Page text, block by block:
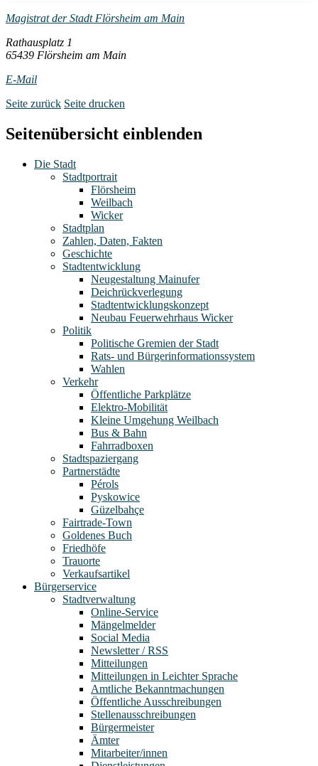
Magistrat der Stadt Flörsheim am Main
Rathausplatz 1
65439 Flörsheim am Main
E-Mail
Seite zurück Seite drucken
Seitenübersicht einblenden
Die Stadt
Stadtportrait
Flörsheim
Weilbach
Wicker
Stadtplan
Zahlen, Daten, Fakten
Geschichte
Stadtentwicklung
Neugestaltung Mainufer
Deichrückverlegung
Stadtentwicklungskonzept
Neubau Feuerwehrhaus Wicker
Politik
Politische Gremien der Stadt
Rats- und Bürgerinformationssystem
Wahlen
Verkehr
Öffentliche Parkplätze
Elektro-Mobilität
Kleine Umgehung Weilbach
Bus & Bahn
Fahrradboxen
Stadtspaziergang
Partnerstädte
Pérols
Pyskowice
Güzelbahçe
Fairtrade-Town
Goldenes Buch
Friedhöfe
Trauorte
Verkaufsartikel
Bürgerservice
Stadtverwaltung
Online-Service
Mängelmelder
Social Media
Newsletter / RSS
Mitteilungen
Mitteilungen in Leichter Sprache
Amtliche Bekanntmachungen
Öffentliche Ausschreibungen
Stellenausschreibungen
Bürgermeister
Ämter
Mitarbeiter/innen